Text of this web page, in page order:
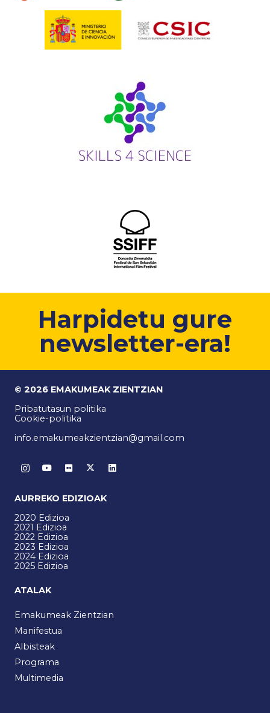
Harpidetu gure
newsletter-era!
© 2026 EMAKUMEAK ZIENTZIAN
Pribatutasun politika
Cookie-politika
info.emakumeakzientzian@gmail.com
AURREKO EDIZIOAK
2020 Edizioa
2021 Edizioa
2022 Edizioa
2023 Edizioa
2024 Edizioa
2025 Edizioa
ATALAK
Emakumeak Zientzian
Manifestua
Albisteak
Programa
Multimedia